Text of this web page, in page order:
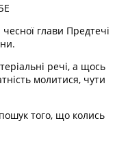
глави Предтечі
речі, а щось
молитися, чути
того, що колись